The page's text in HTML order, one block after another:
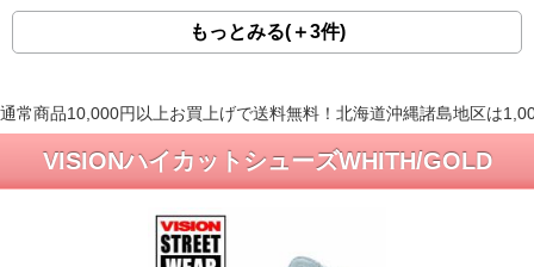
もっとみる(＋3件)
通常商品10,000円以上お買上げで送料無料！北海道沖縄諸島地区は
VISIONハイカットシューズWHITH/GOLD